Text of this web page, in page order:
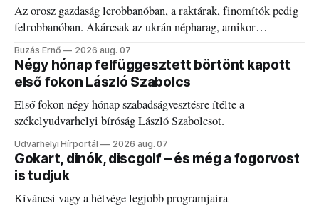
Az orosz gazdaság lerobbanóban, a raktárak, finomítók pedig
felrobbanóban. Akárcsak az ukrán népharag, amikor
elégedetlen vezetőivel.
Buzás Ernő 2026 aug. 07
Négy hónap felfüggesztett börtönt kapott
első fokon László Szabolcs
Első fokon négy hónap szabadságvesztésre ítélte a
székelyudvarhelyi bíróság László Szabolcsot.
Udvarhelyi Hírportál 2026 aug. 07
Gokart, dinók, discgolf – és még a fogorvost
is tudjuk
Kíváncsi vagy a hétvége legjobb programjaira